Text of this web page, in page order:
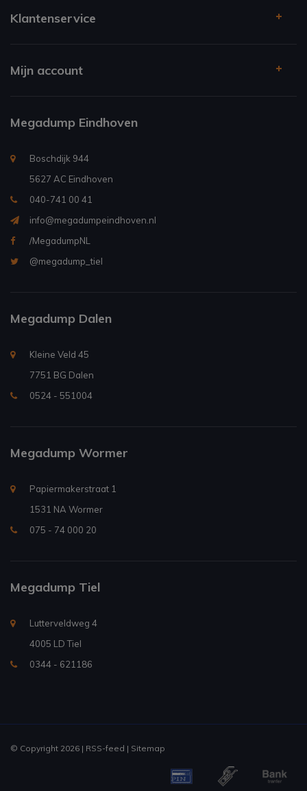
Klantenservice
Mijn account
Megadump Eindhoven
Boschdijk 944
5627 AC Eindhoven
040-741 00 41
info@megadumpeindhoven.nl
/MegadumpNL
@megadump_tiel
Megadump Dalen
Kleine Veld 45
7751 BG Dalen
0524 - 551004
Megadump Wormer
Papiermakerstraat 1
1531 NA Wormer
075 - 74 000 20
Megadump Tiel
Lutterveldweg 4
4005 LD Tiel
0344 - 621186
© Copyright 2026 | RSS-feed | Sitemap